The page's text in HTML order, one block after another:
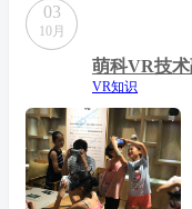
03
10月
萌科VR技
VR知识